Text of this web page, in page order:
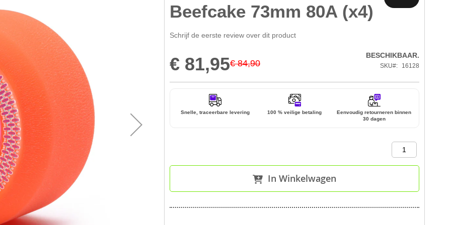
Beefcake 73mm 80A (x4)
Schrijf de eerste review over dit product
Special
€ 81,95€ 84,90
BESCHIKBAAR.
SKU 16128
Snelle, traceerbare levering 100 % veilige betaling
Eenvoudig retourneren binnen
30 dagen
In Winkelwagen